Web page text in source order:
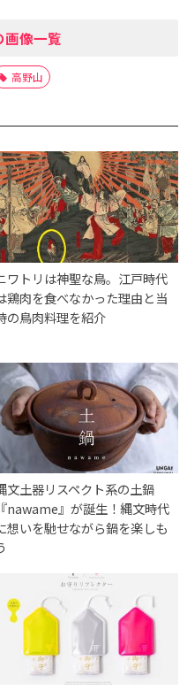
画像一覧
高野山
ワトリは神聖な鳥。江戸時代
鶏肉を食べなかった理由と当
の鳥肉料理を紹介
文土器リスペクト系の土鍋
『nawame』が誕生！縄文時代
想いを馳せながら鍋を楽しも